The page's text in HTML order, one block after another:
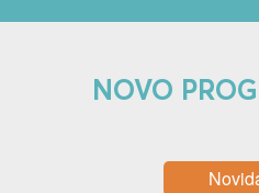
NOVO